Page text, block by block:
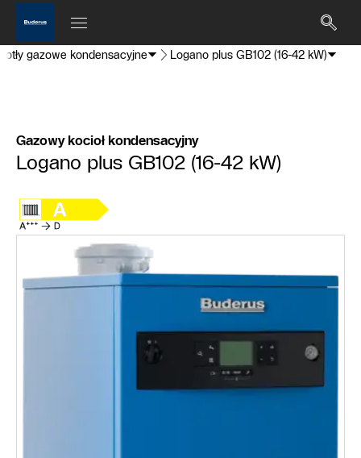
gazowe kondensacyjne Logano plus GB102 (16-42 kW)
Gazowy kocioł kondensacyjny
Logano plus GB102 (16-42 kW)